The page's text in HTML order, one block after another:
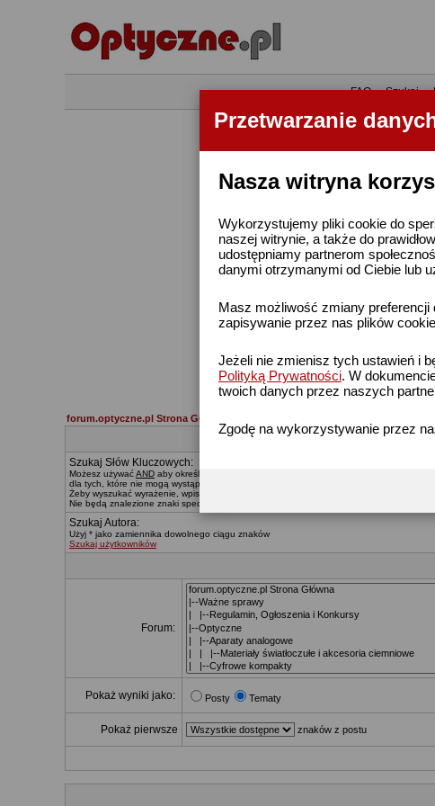
Przetwarzanie
Nasza witryna
Wykorzystujemy pliki cookie do
naszej witrynie, a także do
udostępniamy partnerom
danymi otrzymanymi od Ciebie lub
Masz możliwość zmiany
zapisywanie przez nas plików
Jeżeli nie zmienisz tych ustawień i
Polityką Prywatności. W
twoich danych przez naszych
Zgodę na wykorzystywanie przez
•FAQ•Szukaj•
forum.optyczne.pl Strona Główna
Szukaj Słów Kluczowych:
Możesz używaćAND aby określać, które słowa muszą znaleźć się w wynikach,
dla tych, które nie mogą wystąpić. Znak * zastępuje dowolny ciąg znaków.
Żeby wyszukać wyrażenie, wpisz je pomiędzy
Nie będą znalezione znaki specialne, za wyjątkiem:
Szukaj Autora:
Użyj * jako zamiennika dowolnego ciągu znaków
Szukaj użytkowników
Forum:
Pokaż wyniki jako: Posty Tematy
Pokaż pierwsze znaków z postu